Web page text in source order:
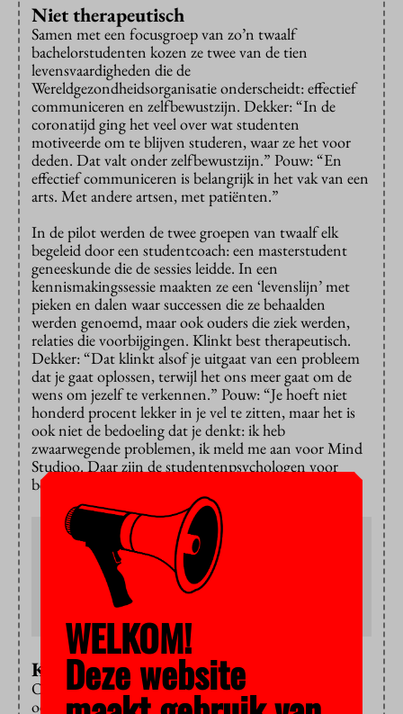
Niet therapeutisch
Samen met een focusgroep van zo’n twaalf
bachelorstudenten kozen ze twee van de tien
levensvaardigheden die de
Wereldgezondheidsorganisatie onderscheidt: effectief
communiceren en zelfbewustzijn. Dekker: “In de
coronatijd ging het veel over wat studenten
motiveerde om te blijven studeren, waar ze het voor
deden. Dat valt onder zelfbewustzijn.” Pouw: “En
effectief communiceren is belangrijk in het vak van een
arts. Met andere artsen, met patiënten.”
In de pilot werden de twee groepen van twaalf elk
begeleid door een studentcoach: een masterstudent
geneeskunde die de sessies leidde. In een
kennismakingssessie maakten ze een ‘levenslijn’ met
pieken en dalen waar successen die ze behaalden
werden genoemd, maar ook ouders die ziek werden,
relaties die voorbijgingen. Klinkt best therapeutisch.
Dekker: “Dat klinkt alsof je uitgaat van een probleem
dat je gaat oplossen, terwijl het ons meer gaat om de
wens om jezelf te verkennen.” Pouw: “Je hoeft niet
honderd procent lekker in je vel te zitten, maar het is
ook niet de bedoeling dat je denkt: ik heb
zwaarwegende problemen, ik meld me aan voor Mind
Studioo. Daar zijn de studentenpsychologen voor
bedoeld.”
Mind Studioo
Het programma gaat op 5 april van start en is acht
weken lang elke woensdagavond in het NU-gebouw of het
Frans Otten Stadion in Zuid. Geneeskundestudenten
kunnen zich gratis aanmelden.
Kickboksen en toneelspelen
Om met het vergroten van het zelfbewustzijn te
oefenen, kwamen de studenten tegenover een
WELKOM!
Deze website